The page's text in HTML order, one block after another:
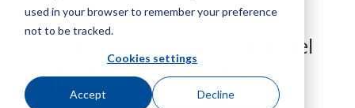
used in your browser to remember your preference
not to be tracked.
Cookies settings
Accept Decline
Tampa
Opciones de actualización del
mercado de accesorios NC y
MHF